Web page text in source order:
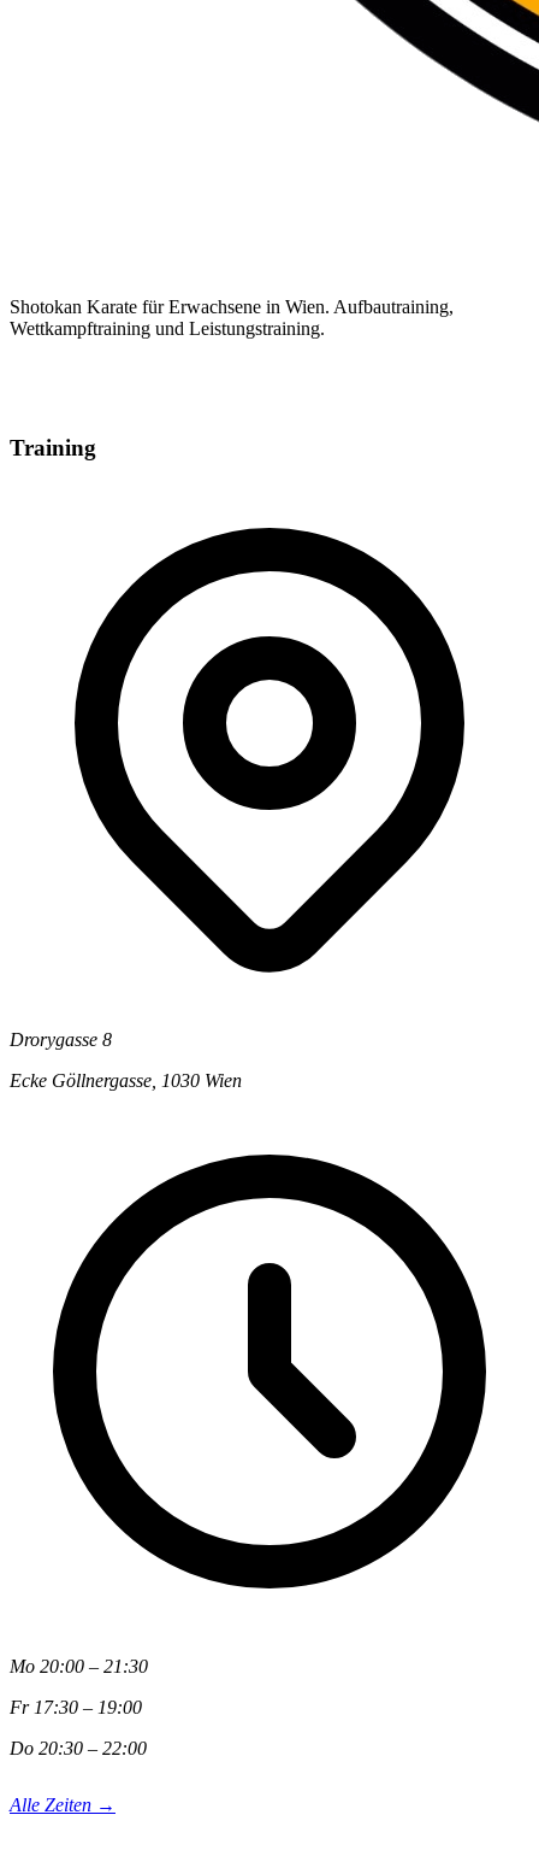
Shotokan Karate für Erwachsene in Wien. Aufbautraining,
Wettkampftraining und Leistungstraining.
Training
Drorygasse 8
Ecke Göllnergasse, 1030 Wien
Mo 20:00 – 21:30
Fr 17:30 – 19:00
Do 20:30 – 22:00
Alle Zeiten →